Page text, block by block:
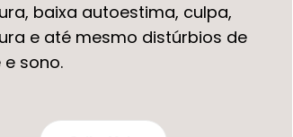
baixa autoestima, culpa,
e até mesmo distúrbios de
sono.